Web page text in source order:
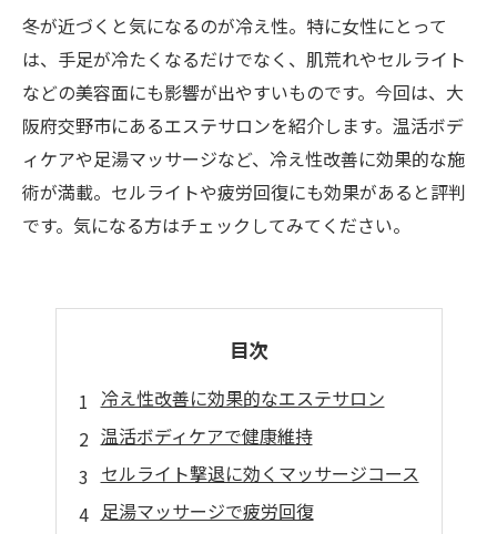
冬が近づくと気になるのが冷え性。特に女性にとって
は、手足が冷たくなるだけでなく、肌荒れやセルライト
などの美容面にも影響が出やすいものです。今回は、大
阪府交野市にあるエステサロンを紹介します。温活ボデ
ィケアや足湯マッサージなど、冷え性改善に効果的な施
術が満載。セルライトや疲労回復にも効果があると評判
です。気になる方はチェックしてみてください。
目次
冷え性改善に効果的なエステサロン
温活ボディケアで健康維持
セルライト撃退に効くマッサージコース
足湯マッサージで疲労回復